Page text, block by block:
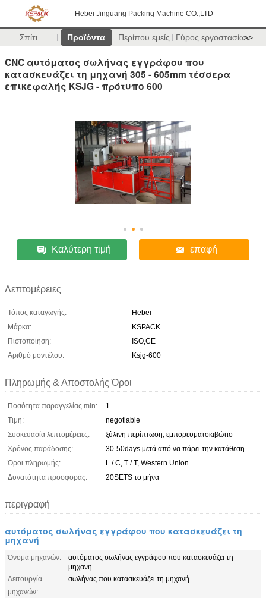
Hebei Jinguang Packing Machine CO.,LTD
Σπίτι Προϊόντα Περίπου εμείς Γύρος εργοστασίων
>>
CNC αυτόματος σωλήνας εγγράφου που
κατασκευάζει τη μηχανή 305 - 605mm τέσσερα
επικεφαλής KSJG - πρότυπο 600
Καλύτερη τιμή επαφή
Λεπτομέρειες
Τόπος καταγωγής:
Hebei
Μάρκα:
KSPACK
Πιστοποίηση:
ISO,CE
Αριθμό μοντέλου:
Ksjg-600
Πληρωμής & Αποστολής Όροι
Ποσότητα παραγγελίας min:
1
Τιμή:
negotiable
Συσκευασία λεπτομέρειες:
ξύλινη περίπτωση, εμπορευματοκιβώτιο
Χρόνος παράδοσης:
30-50days μετά από να πάρει την κατάθεση
Όροι πληρωμής:
L / C, T / T, Western Union
Δυνατότητα προσφοράς:
20SETS το μήνα
περιγραφή
αυτόματος σωλήνας εγγράφου που κατασκευάζει τη
μηχανή
Όνομα μηχανών:
αυτόματος σωλήνας εγγράφου που κατασκευάζει τη
μηχανή
Λειτουργία
μηχανών:
σωλήνας που κατασκευάζει τη μηχανή